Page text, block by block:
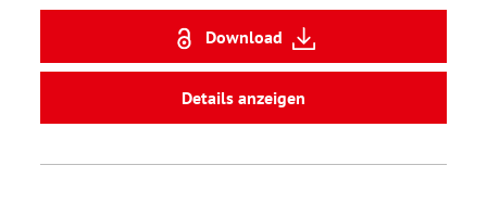
Download
Details anzeigen